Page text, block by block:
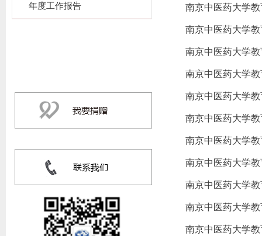
年度工作报告 南京中医药大学
南京中医药大学
南京中医药大学
南京中医药大学
南京中医药大学
南京中医药大学
南京中医药大学
南京中医药大学
南京中医药大学
南京中医药大学
南京中医药大学